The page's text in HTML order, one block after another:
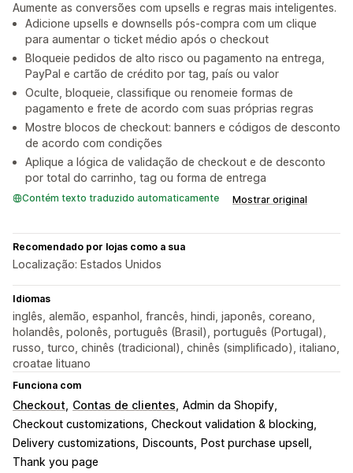
Aumente as conversões com upsells e regras mais inteligentes.
Adicione upsells e downsells pós-compra com um clique
para aumentar o ticket médio após o checkout
Bloqueie pedidos de alto risco ou pagamento na entrega,
PayPal e cartão de crédito por tag, país ou valor
Oculte, bloqueie, classifique ou renomeie formas de
pagamento e frete de acordo com suas próprias regras
Mostre blocos de checkout: banners e códigos de desconto
de acordo com condições
Aplique a lógica de validação de checkout e de desconto
por total do carrinho, tag ou forma de entrega
Contém texto traduzido automaticamente Mostrar original
Recomendado por lojas como a sua
Localização: Estados Unidos
Idiomas
inglês, alemão, espanhol, francês, hindi, japonês, coreano,
holandês, polonês, português (Brasil), português (Portugal),
russo, turco, chinês (tradicional), chinês (simplificado), italiano,
croatae lituano
Funciona com
Checkout Contas de clientes Admin da Shopify
Checkout customizations Checkout validation & blocking
Delivery customizations
Discounts
Post purchase upsell
Thank you page